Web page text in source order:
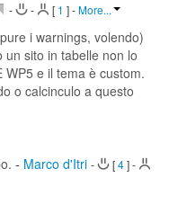
- - [ 1 ]-More...
i warnings, volendo)
sito in tabelle non lo
e il tema è custom.
o calcinculo a questo
- Marco d'Itri - [4]-